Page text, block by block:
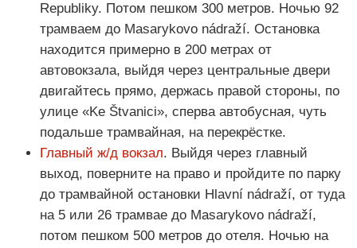
Republiky. Потом пешком 300 метров. Ночью 92
трамваем до Masarykovo nádraží. Остановка
находится примерно в 200 метрах от
автовокзала, выйдя через центральные двери
двигайтесь прямо, держась правой стороны, по
улице «Ke Štvanici», сперва автобусная, чуть
подальше трамвайная, на перекрёстке.
Главный ж/д вокзал. Выйдя через главный
выход, поверните на право и пройдите по парку
до трамвайной остановки Hlavní nádraží, от туда
на 5 или 26 трамвае до Masarykovo nádraží,
потом пешком 500 метров до отеля. Ночью на